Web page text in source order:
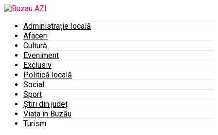
Administrație locală
Afaceri
Cultură
Eveniment
Exclusiv
Politică locală
Social
Sport
Știri din județ
Viața în Buzău
Turism